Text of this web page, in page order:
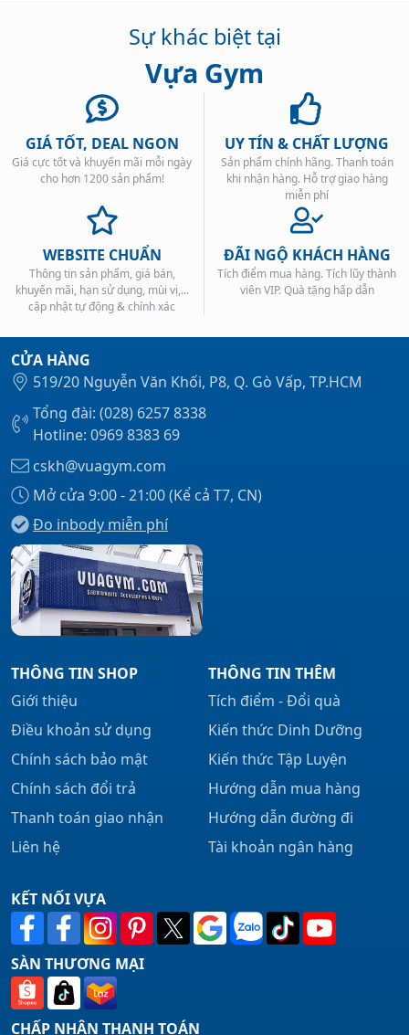
Sự khác biệt tại
Vựa Gym
GIÁ TỐT, DEAL NGON
Giá cực tốt và khuyến mãi mỗi ngày
cho hơn 1200 sản phẩm!
UY TÍN & CHẤT LƯỢNG
Sản phẩm chính hãng. Thanh toán
khi nhận hàng. Hỗ trợ giao hàng
miễn phí
WEBSITE CHUẨN
Thông tin sản phẩm, giá bán,
khuyến mãi, hạn sử dụng, mùi vị,...
cập nhật tự động & chính xác
ĐÃI NGỘ KHÁCH HÀNG
Tích điểm mua hàng. Tích lũy thành
viên VIP. Quà tặng hấp dẫn
CỬA HÀNG
519/20 Nguyễn Văn Khối, P8, Q. Gò Vấp, TP.HCM
Tổng đài: (028) 6257 8338
Hotline: 0969 8383 69
cskh@vuagym.com
Mở cửa 9:00 - 21:00 (Kể cả T7, CN)
Đo inbody miễn phí
THÔNG TIN SHOP
Giới thiệu
Điều khoản sử dụng
Chính sách bảo mật
Chính sách đổi trả
Thanh toán giao nhận
Liên hệ
THÔNG TIN THÊM
Tích điểm - Đổi quà
Kiến thức Dinh Dưỡng
Kiến thức Tập Luyện
Hướng dẫn mua hàng
Hướng dẫn đường đi
Tài khoản ngân hàng
KẾT NỐI VỰA
SÀN THƯƠNG MẠI
CHẤP NHẬN THANH TOÁN